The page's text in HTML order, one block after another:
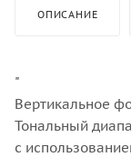
ОПИСАНИЕ
"
Вертикальное
Тональный
с